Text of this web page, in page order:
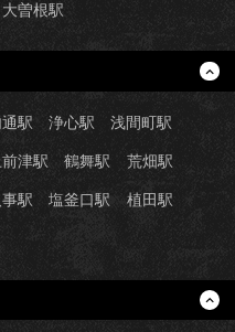
大曽根駅
駅 浄心駅 浅間町駅
前津駅 鶴舞駅 荒畑駅
事駅 塩釜口駅 植田駅